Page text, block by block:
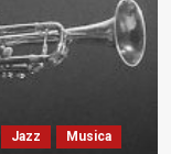
Jazz
Musica